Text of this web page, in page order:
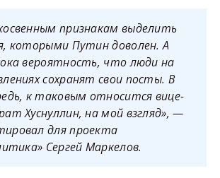
признакам выделить
которыми Путин доволен. А
вероятность, что люди на
сохранят свои посты. В
к таковым относится вице-
Хуснуллин, на мой взгляд», —
для проекта
Сергей Маркелов.